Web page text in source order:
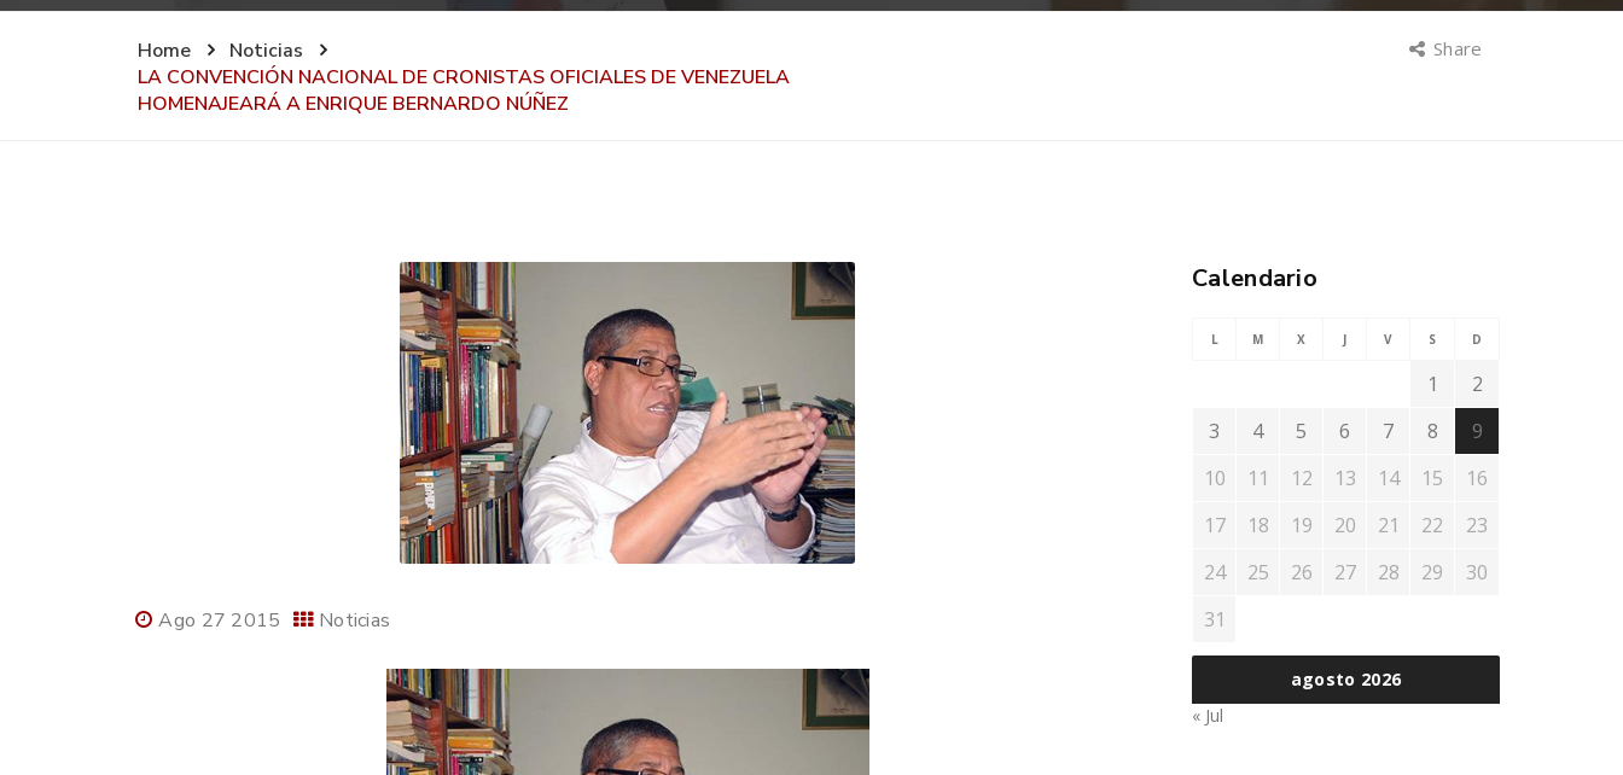
Home
Noticias
LA CONVENCIÓN NACIONAL DE CRONISTAS OFICIALES DE VENEZUELA
HOMENAJEARÁ A ENRIQUE BERNARDO NÚÑEZ
Share
Ago 27 2015 Noticias
Calendario
agosto 2026
L M X J V S D
1
2
3
4 5 6 7 8
9
10
11 12 13 14 15
16
17
18 19 20 21 22
23
24
25 26 27 28 29
30
31
« Jul